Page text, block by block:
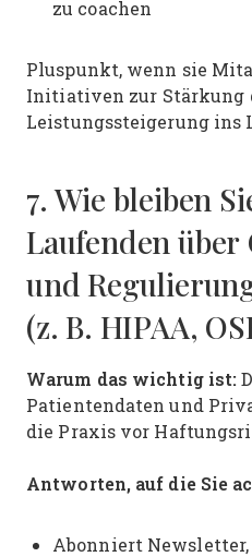
zu coachen
Pluspunkt, wenn sie
Initiativen zur Stärkung
Leistungssteigerung ins
7. Wie bleiben
Laufenden
und
(z. B. HIPAA,
Warum das wichtig ist:
Patientendaten und
die Praxis vor
Antworten, auf die Sie
Abonniert